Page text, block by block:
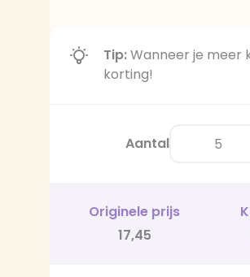
Tip:Wanneer je meer
korting!
Aantal
Originele prijs
17,45